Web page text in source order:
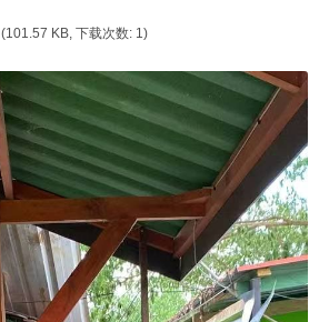
(101.57 KB, 下载次数: 1)